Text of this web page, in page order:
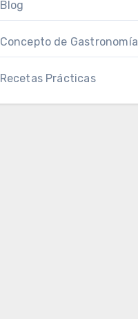
Blog
Concepto de Gastronomía
Recetas Prácticas